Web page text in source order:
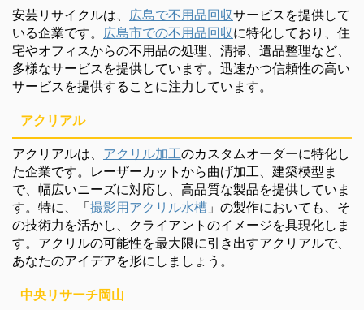
安芸リサイクルは、 広島で不用品回収サービスを提供して
いる企業です。 広島市での不用品回収に特化しており、住
宅やオフィスからの不用品の処理、清掃、遺品整理など、
多様なサービスを提供しています。迅速かつ信頼性の高い
サービスを提供することに注力しています。
アクリアル
アクリアルは、 アクリル加工のカスタムオーダーに特化し
た企業です。レーザーカットから曲げ加工、建築模型ま
で、幅広いニーズに対応し、高品質な製品を提供していま
す。特に、「撮影用アクリル水槽 」の製作においても、そ
の技術力を活かし、クライアントのイメージを具現化しま
す。アクリルの可能性を最大限に引き出すアクリアルで、
あなたのアイデアを形にしましょう。
中央リサーチ岡山